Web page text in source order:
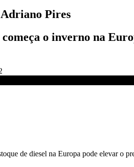
Pires
o inverno na
de diesel na Europa pode elevar o